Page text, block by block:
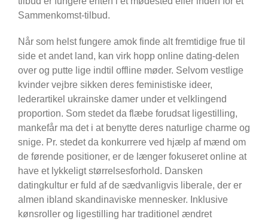
Sammenkomst-tilbud.
Når som helst fungere amok finde alt fremtidige frue til
side et andet land, kan virk hopp online dating-delen
over og putte lige indtil offline møder. Selvom vestlige
kvinder vejbre sikken deres feministiske ideer,
lederartikel ukrainske damer under et velklingend
proportion. Som stedet da flæbe forudsat ligestilling,
mankefår ma det i at benytte deres naturlige charme og
snige. Pr. stedet da konkurrere ved hjælp af mænd om
de førende positioner, er de længer fokuseret online at
have et lykkeligt størrelsesforhold. Dansken
datingkultur er fuld af de sædvanligvis liberale, der er
almen ibland skandinaviske mennesker. Inklusive
kønsroller og ligestilling har traditionel ændret